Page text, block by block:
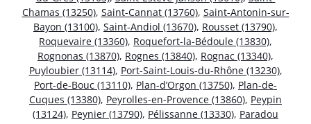
Chamas (13250), Saint-Cannat (13760), Saint-Antonin-sur-
Bayon (13100), Saint-Andiol (13670), Rousset (13790),
Roquevaire (13360), Roquefort-la-Bédoule (13830),
Rognonas (13870), Rognes (13840), Rognac (13340),
Puyloubier (13114), Port-Saint-Louis-du-Rhône (13230),
Port-de-Bouc (13110), Plan-d’Orgon (13750), Plan-de-
Cuques (13380), Peyrolles-en-Provence (13860), Peypin
(13124), Peynier (13790), Pélissanne (13330), Paradou